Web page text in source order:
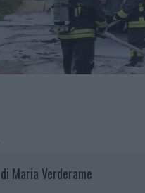
di Maria Verderame